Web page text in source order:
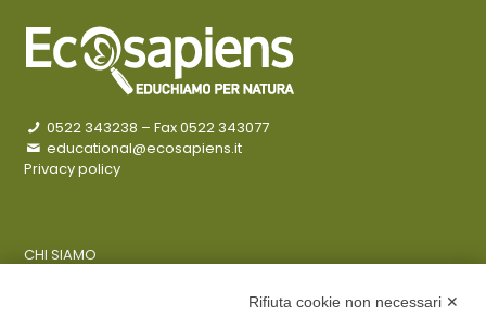
0522 343238 – Fax 0522 343077
educational@ecosapiens.it
Privacy policy
CHI SIAMO
Rifiuta cookie non necessari ✕